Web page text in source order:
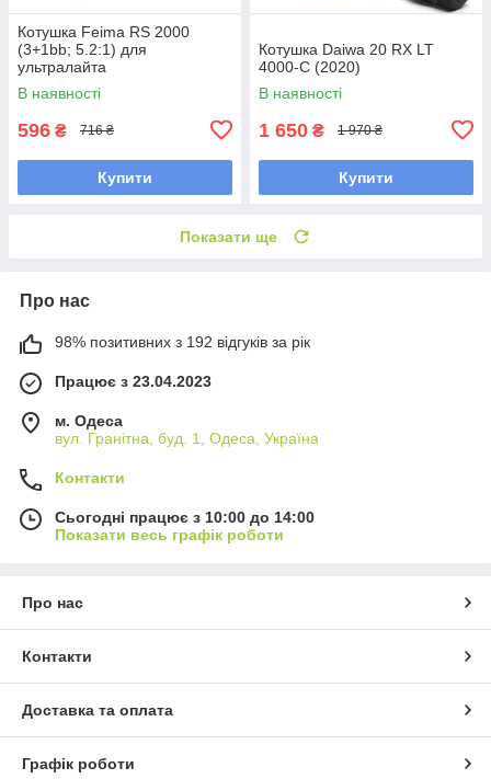
Котушка Feima RS 2000
(3+1bb; 5.2:1) для
ультралайта
В наявності
596 ₴ 716 ₴
Купити
Котушка Daiwa 20 RX LT
4000-C (2020)
В наявності
1 650 ₴ 1 970 ₴
Купити
Показати ще
Про нас
98% позитивних з 192 відгуків за рік
Працює з 23.04.2023
м. Одеса
вул. Гранітна, буд. 1, Одеса, Україна
Контакти
Сьогодні працює з 10:00 до 14:00
Показати весь графік роботи
Про нас
Контакти
Доставка та оплата
Графік роботи